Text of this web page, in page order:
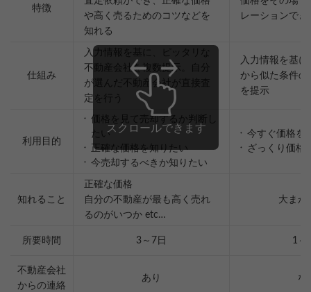
特徴
や高く売るためのコツなどを
知れる
レーションでき
仕組み
入力情報を基に、ピッタリな
不動産会社を複数提示。自分
が選んだ不動産会社が直接査
定を行う
入力情報を基
から似た条件
を提示
利用目的
価格を見て売却するか判断し
たい
正確な価格を知りたい
今売却するべきか知りたい
今すぐ価格を
ざっくり価格
知れること
正確な価格
自分の不動産が最も高く売れ
るのがいつか etc…
大まか
所要時間 3～7日 1～
不動産会社
からの連絡
あり な